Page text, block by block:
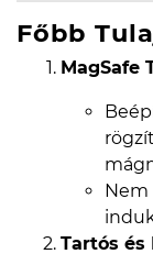
Főbb
MagSafe
Tartós és